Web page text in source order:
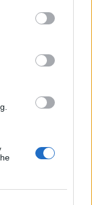
af dyret, der
og hun
er tale om en